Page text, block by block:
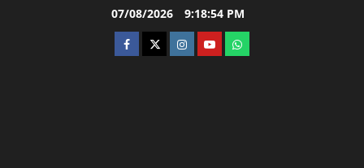
07/08/2026 9:18:55 PM
facebooktwitterinstagram.com
youtubewhatsapp